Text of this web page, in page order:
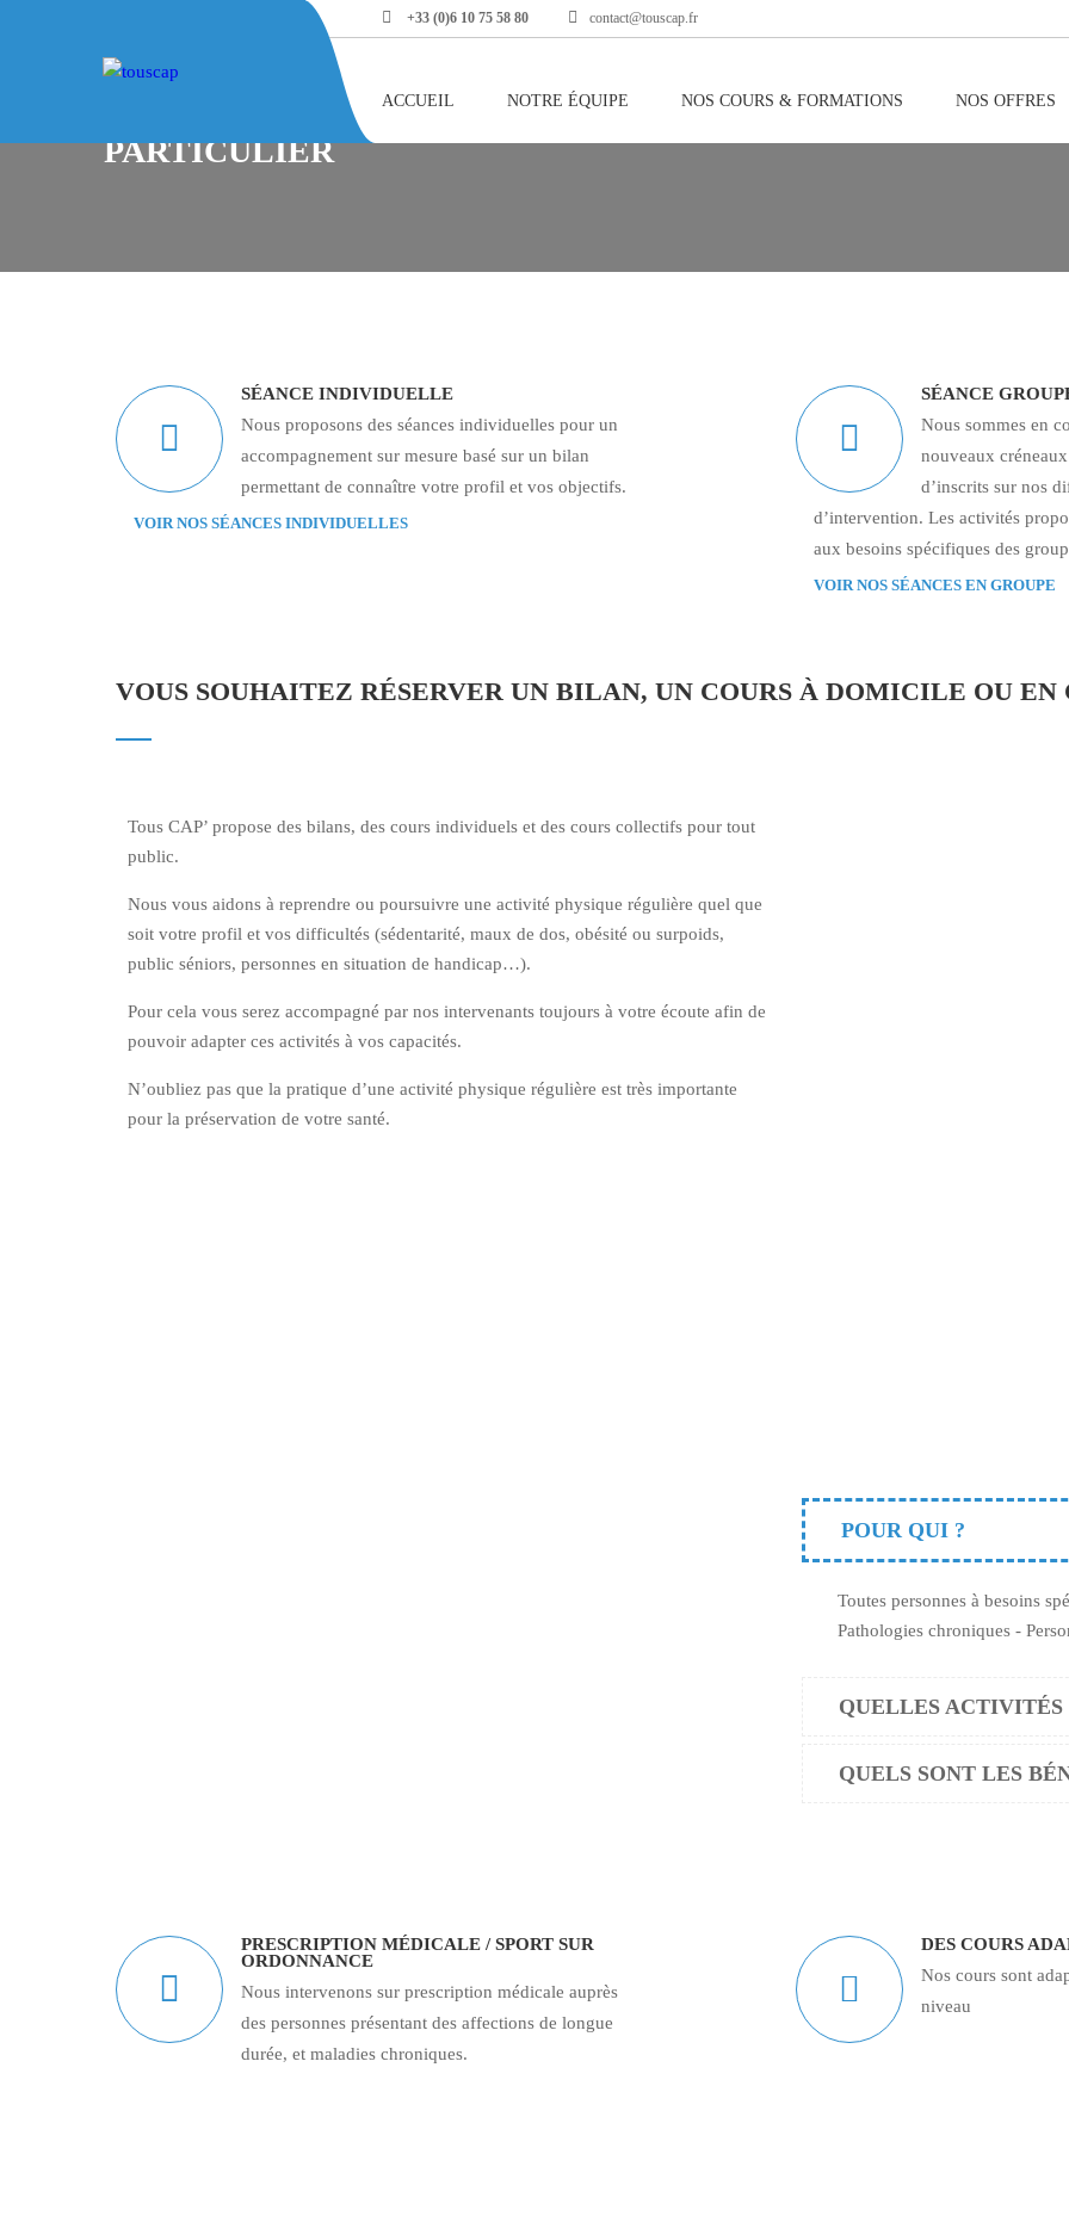
+33 (0)6 10 75 58 80 contact@touscap.fr
ACCUEIL NOTRE ÉQUIPE NOS COURS & FORMATIONS NOS OFFRES
PARTICULIER
SÉANCE INDIVIDUELLE
Nous proposons des séances individuelles pour un
accompagnement sur mesure basé sur un bilan
permettant de connaître votre profil et vos objectifs.
VOIR NOS SÉANCES INDIVIDUELLES
SÉANCE
Nous sommes en
nouveaux
d’inscrits sur nos
d’intervention. Les activités
aux besoins spécifiques des
VOIR NOS SÉANCES EN GROUPE
VOUS SOUHAITEZ RÉSERVER UN BILAN, UN COURS À DOMICILE OU EN
Tous CAP’ propose des bilans, des cours individuels et des cours collectifs pour tout
public.
Nous vous aidons à reprendre ou poursuivre une activité physique régulière quel que
soit votre profil et vos difficultés (sédentarité, maux de dos, obésité ou surpoids,
public séniors, personnes en situation de handicap…).
Pour cela vous serez accompagné par nos intervenants toujours à votre écoute afin de
pouvoir adapter ces activités à vos capacités.
N’oubliez pas que la pratique d’une activité physique régulière est très importante
pour la préservation de votre santé.
POUR QUI ?
Toutes personnes à besoins
Pathologies chroniques -
QUELLES ACTIVITÉS
QUELS SONT LES
PRESCRIPTION MÉDICALE / SPORT SUR
ORDONNANCE
Nous intervenons sur prescription médicale auprès
des personnes présentant des affections de longue
durée, et maladies chroniques.
DES COURS
Nos cours sont
niveau